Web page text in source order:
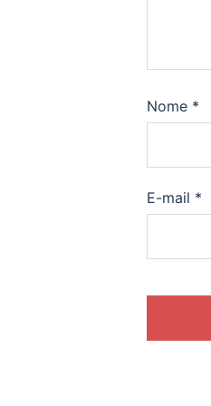
Nome *
E-mail *